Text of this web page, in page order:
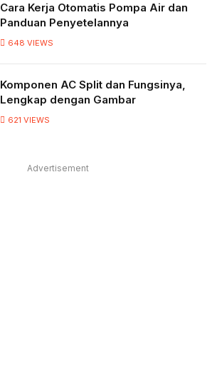
Cara Kerja Otomatis Pompa Air dan
Panduan Penyetelannya
648 VIEWS
Komponen AC Split dan Fungsinya,
Lengkap dengan Gambar
621 VIEWS
Advertisement